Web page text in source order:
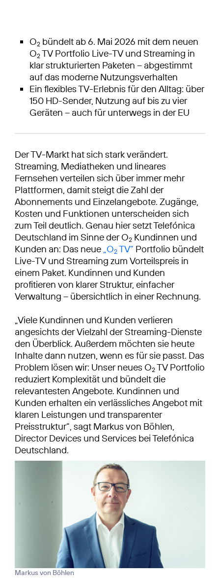
O2 bündelt ab 6. Mai 2026 mit dem neuen
O2TV Portfolio Live-TV und Streaming in
klar strukturierten Paketen – abgestimmt
auf das moderne Nutzungsverhalten
Ein flexibles TV-Erlebnis für den Alltag: über
150 HD-Sender, Nutzung auf bis zu vier
Geräten – auch für unterwegs in der EU
Der TV-Markt hat sich stark verändert.
Streaming, Mediatheken und lineares
Fernsehen verteilen sich über immer mehr
Plattformen, damit steigt die Zahl der
Abonnements und Einzelangebote. Zugänge,
Kosten und Funktionen unterscheiden sich
zum Teil deutlich. Genau hier setzt Telefónica
Deutschland im Sinne der O2 Kundinnen und
Kunden an: Das neue „O2TV“ Portfolio bündelt
Live-TV und Streaming zum Vorteilspreis in
einem Paket. Kundinnen und Kunden
profitieren von klarer Struktur, einfacher
Verwaltung – übersichtlich in einer Rechnung.
„Viele Kundinnen und Kunden verlieren
angesichts der Vielzahl der Streaming-Dienste
den Überblick. Außerdem möchten sie heute
Inhalte dann nutzen, wenn es für sie passt. Das
Problem lösen wir: Unser neues O2TV Portfolio
reduziert Komplexität und bündelt die
relevantesten Angebote. Kundinnen und
Kunden erhalten ein verlässliches Angebot mit
klaren Leistungen und transparenter
Preisstruktur“, sagt Markus von Böhlen,
Director Devices und Services bei Telefónica
Deutschland.
Markus von Böhlen